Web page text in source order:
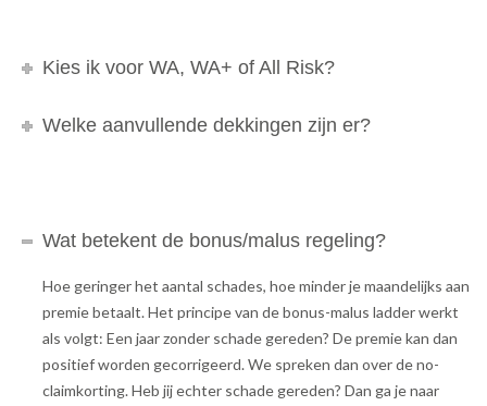
Kies ik voor WA, WA+ of All Risk?
Welke aanvullende dekkingen zijn er?
Wat betekent de bonus/malus regeling?
Hoe geringer het aantal schades, hoe minder je maandelijks aan
premie betaalt. Het principe van de bonus-malus ladder werkt
als volgt: Een jaar zonder schade gereden? De premie kan dan
positief worden gecorrigeerd. We spreken dan over de no-
claimkorting. Heb jij echter schade gereden? Dan ga je naar